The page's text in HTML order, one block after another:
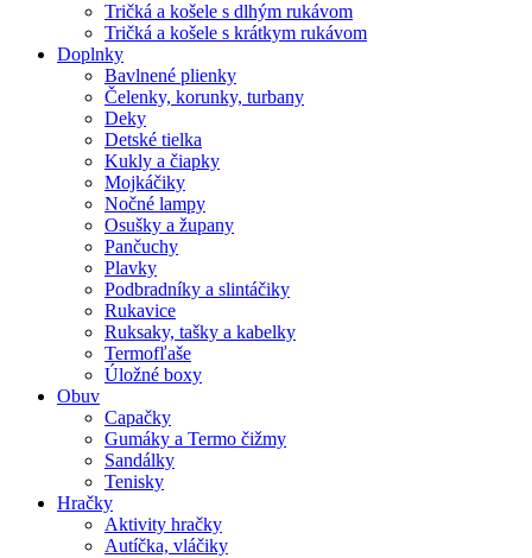
Tričká a košele s dlhým rukávom
Tričká a košele s krátkym rukávom
Doplnky
Bavlnené plienky
Čelenky, korunky, turbany
Deky
Detské tielka
Kukly a čiapky
Mojkáčiky
Nočné lampy
Osušky a župany
Pančuchy
Plavky
Podbradníky a slintáčiky
Rukavice
Ruksaky, tašky a kabelky
Termofľaše
Úložné boxy
Obuv
Capačky
Gumáky a Termo čižmy
Sandálky
Tenisky
Hračky
Aktivity hračky
Autíčka, vláčiky